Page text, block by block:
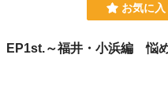
お気に
EP1st.～福井・小浜編 悩